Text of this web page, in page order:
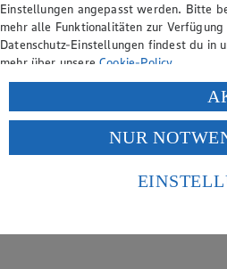
Einstellungen angepasst werden. Bitte
mehr alle Funktionalitäten zur
Datenschutz-Einstellungen findest du in
mehr über unsereCookie-Policy.
Verarbeitung deiner
Wenn du auf „Aktivieren“ klickst,
ein, dass deine Daten in den USA
einem nach europäischen Standards
Risiko eines Zugriffs durch US-
NUR